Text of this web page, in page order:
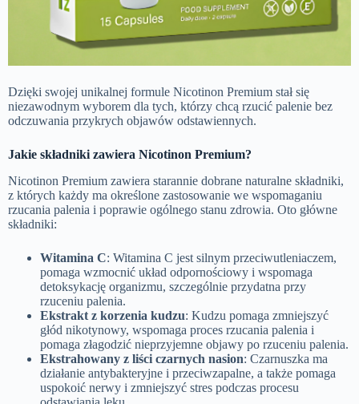
Dzięki swojej unikalnej formule Nicotinon Premium stał się
niezawodnym wyborem dla tych, którzy chcą rzucić palenie bez
odczuwania przykrych objawów odstawiennych.
Jakie składniki zawiera Nicotinon Premium?
Nicotinon Premium zawiera starannie dobrane naturalne składniki,
z których każdy ma określone zastosowanie we wspomaganiu
rzucania palenia i poprawie ogólnego stanu zdrowia. Oto główne
składniki:
Witamina C: Witamina C jest silnym przeciwutleniaczem,
pomaga wzmocnić układ odpornościowy i wspomaga
detoksykację organizmu, szczególnie przydatna przy
rzuceniu palenia.
Ekstrakt z korzenia kudzu: Kudzu pomaga zmniejszyć
głód nikotynowy, wspomaga proces rzucania palenia i
pomaga złagodzić nieprzyjemne objawy po rzuceniu palenia.
Ekstrahowany z liści czarnych nasion: Czarnuszka ma
działanie antybakteryjne i przeciwzapalne, a także pomaga
uspokoić nerwy i zmniejszyć stres podczas procesu